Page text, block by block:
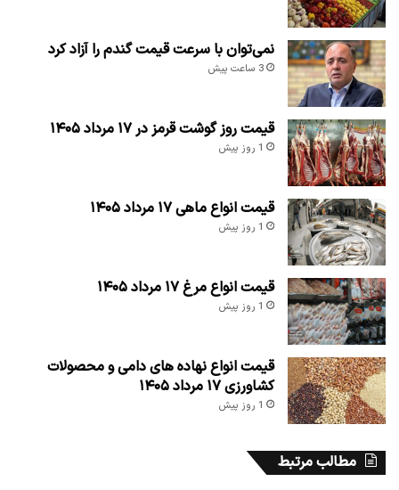
نمی‌توان با سرعت قیمت گندم را آزاد کرد
3 ساعت پیش
قیمت روز گوشت قرمز در ۱۷ مرداد ۱۴۰۵
1 روز پیش
قیمت انواع ماهی ۱۷ مرداد ۱۴۰۵
1 روز پیش
قیمت انواع مرغ ۱۷ مرداد ۱۴۰۵
1 روز پیش
قیمت انواع نهاده های دامی و محصولات
کشاورزی ۱۷ مرداد ۱۴۰۵
1 روز پیش
مطالب مرتبط